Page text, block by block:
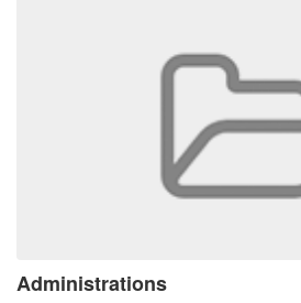
Administrations